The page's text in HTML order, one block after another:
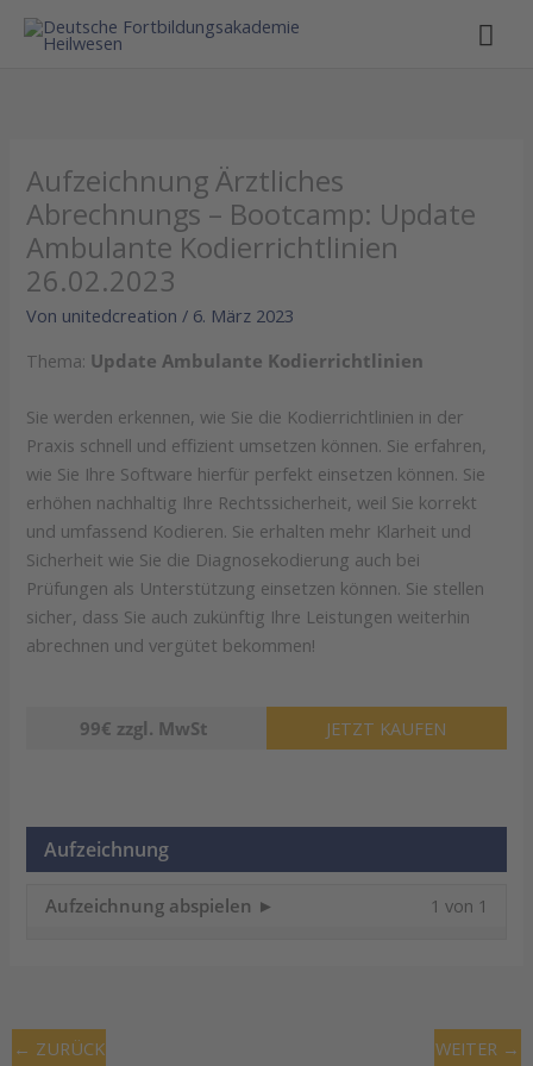
Aufzeichnung Ärztliches
Abrechnungs – Bootcamp: Update
Ambulante Kodierrichtlinien
26.02.2023
Von unitedcreation/ 6. März 2023
Thema: Update Ambulante Kodierrichtlinien
Sie werden erkennen, wie Sie die Kodierrichtlinien in der
Praxis schnell und effizient umsetzen können. Sie erfahren,
wie Sie Ihre Software hierfür perfekt einsetzen können. Sie
erhöhen nachhaltig Ihre Rechtssicherheit, weil Sie korrekt
und umfassend Kodieren. Sie erhalten mehr Klarheit und
Sicherheit wie Sie die Diagnosekodierung auch bei
Prüfungen als Unterstützung einsetzen können. Sie stellen
sicher, dass Sie auch zukünftig Ihre Leistungen weiterhin
abrechnen und vergütet bekommen!
99€ zzgl. MwSt JETZT KAUFEN
Aufzeichnung
1 von 1
Aufzeichnung abspielen ►
Kurs
← ZURÜCK WEITER →